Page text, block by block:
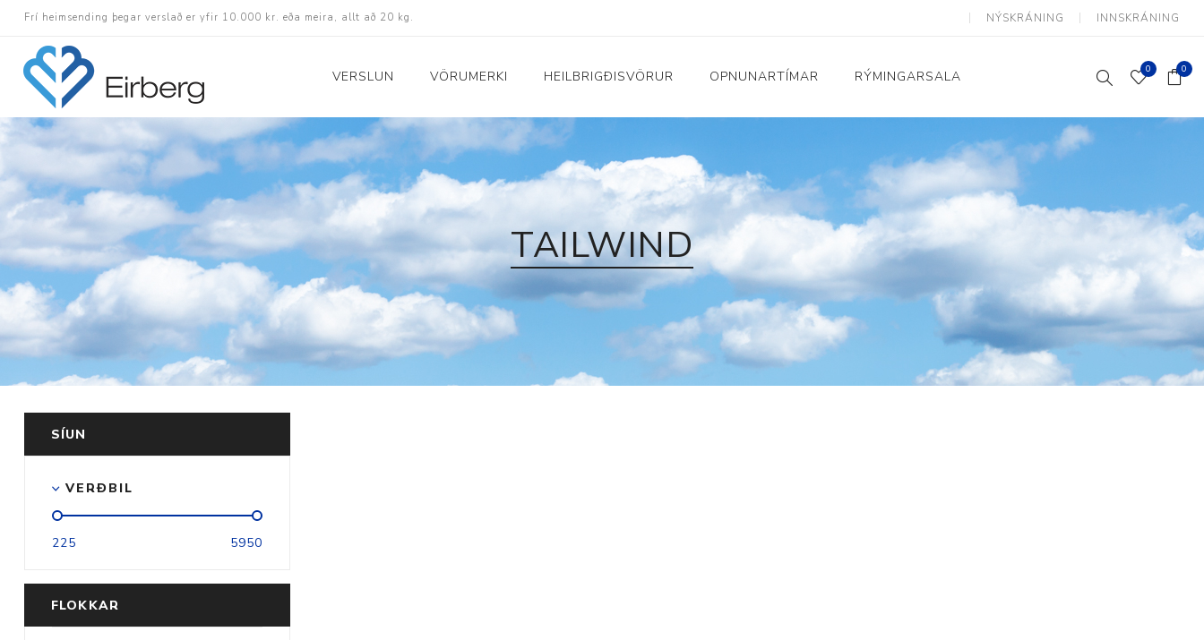
Frí heimsending þegar verslað er yfir 10.000 kr. eða meira, allt að 20 kg. NÝSKRÁNING INNSKRÁNING
VERSLUN
Skór
Götuskór
Hlaupaskór
Utanvega- og gönguskór
Barnaskór
Eldri skór á afslætti
Fatnaður
Náttföt
Sokkar
Yfirhafnir
Raftæki
Dagljós og vekjaraklukkur
Hár og snyrting
Hljómtæki
Ilmgjafar
Nudd- og hitatæki
Raka- og lofthreinsitæki
Heimili og skrifstofa
Baðherbergi
Eldhús
Lyftihægindastólar
Stólar og vinnuvernd
Athafnir daglegs lífs
VÖRUMERKI HEILBRIGÐISVÖRUR OPNUNARTÍMAR RÝMINGARSALA 0 0
TAILWIND
SÍUN
VERÐBIL
225 5950
FLOKKAR